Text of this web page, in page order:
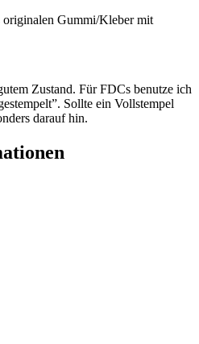
originalen Gummi/Kleber mit
Zustand. Für FDCs benutze ich
Sollte ein Vollstempel
darauf hin.